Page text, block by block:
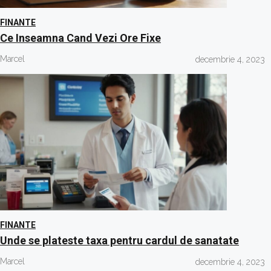
FINANTE
Ce Inseamna Cand Vezi Ore Fixe
Marcel decembrie 4, 2023
FINANTE
Unde se plateste taxa pentru cardul de sanatate
Marcel decembrie 4, 2023